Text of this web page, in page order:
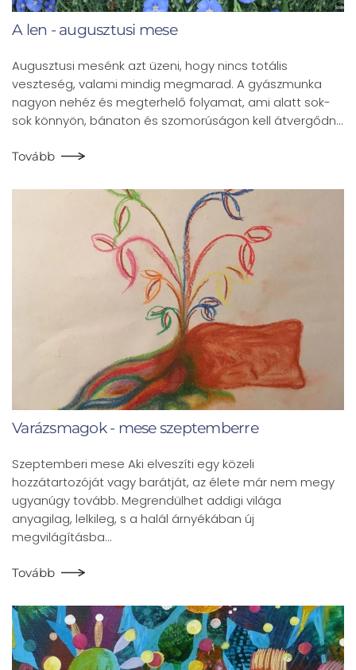
A len - augusztusi mese
Augusztusi mesénk azt üzeni, hogy nincs totális
veszteség, valami mindig megmarad. A gyászmunka
nagyon nehéz és megterhelő folyamat, ami alatt sok-
sok könnyön, bánaton és szomorúságon kell átvergődn…
Tovább
Varázsmagok - mese szeptemberre
Szeptemberi mese Aki elveszíti egy közeli
hozzátartozóját vagy barátját, az élete már nem megy
ugyanúgy tovább. Megrendülhet addigi világa
anyagilag, lelkileg, s a halál árnyékában új
megvilágításba…
Tovább